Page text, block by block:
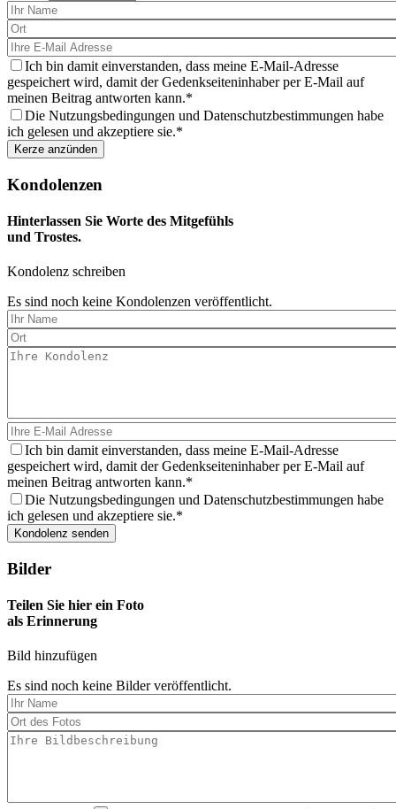
wählen
Sie
aus
Ich bin damit einverstanden, dass meine E-Mail-Adresse
gespeichert wird, damit der Gedenkseiteninhaber per E-Mail auf
meinen Beitrag antworten kann.
Die Nutzungsbedingungen und Datenschutzbestimmungen habe
ich gelesen und akzeptiere sie.
Kondolenzen
Hinterlassen Sie Worte des Mitgefühls
und Trostes.
Kondolenz schreiben
Es sind noch keine Kondolenzen veröffentlicht.
Ich bin damit einverstanden, dass meine E-Mail-Adresse
gespeichert wird, damit der Gedenkseiteninhaber per E-Mail auf
meinen Beitrag antworten kann.
Die Nutzungsbedingungen und Datenschutzbestimmungen habe
ich gelesen und akzeptiere sie.
Bilder
Teilen Sie hier ein Foto
als Erinnerung
Bild hinzufügen
Es sind noch keine Bilder veröffentlicht.